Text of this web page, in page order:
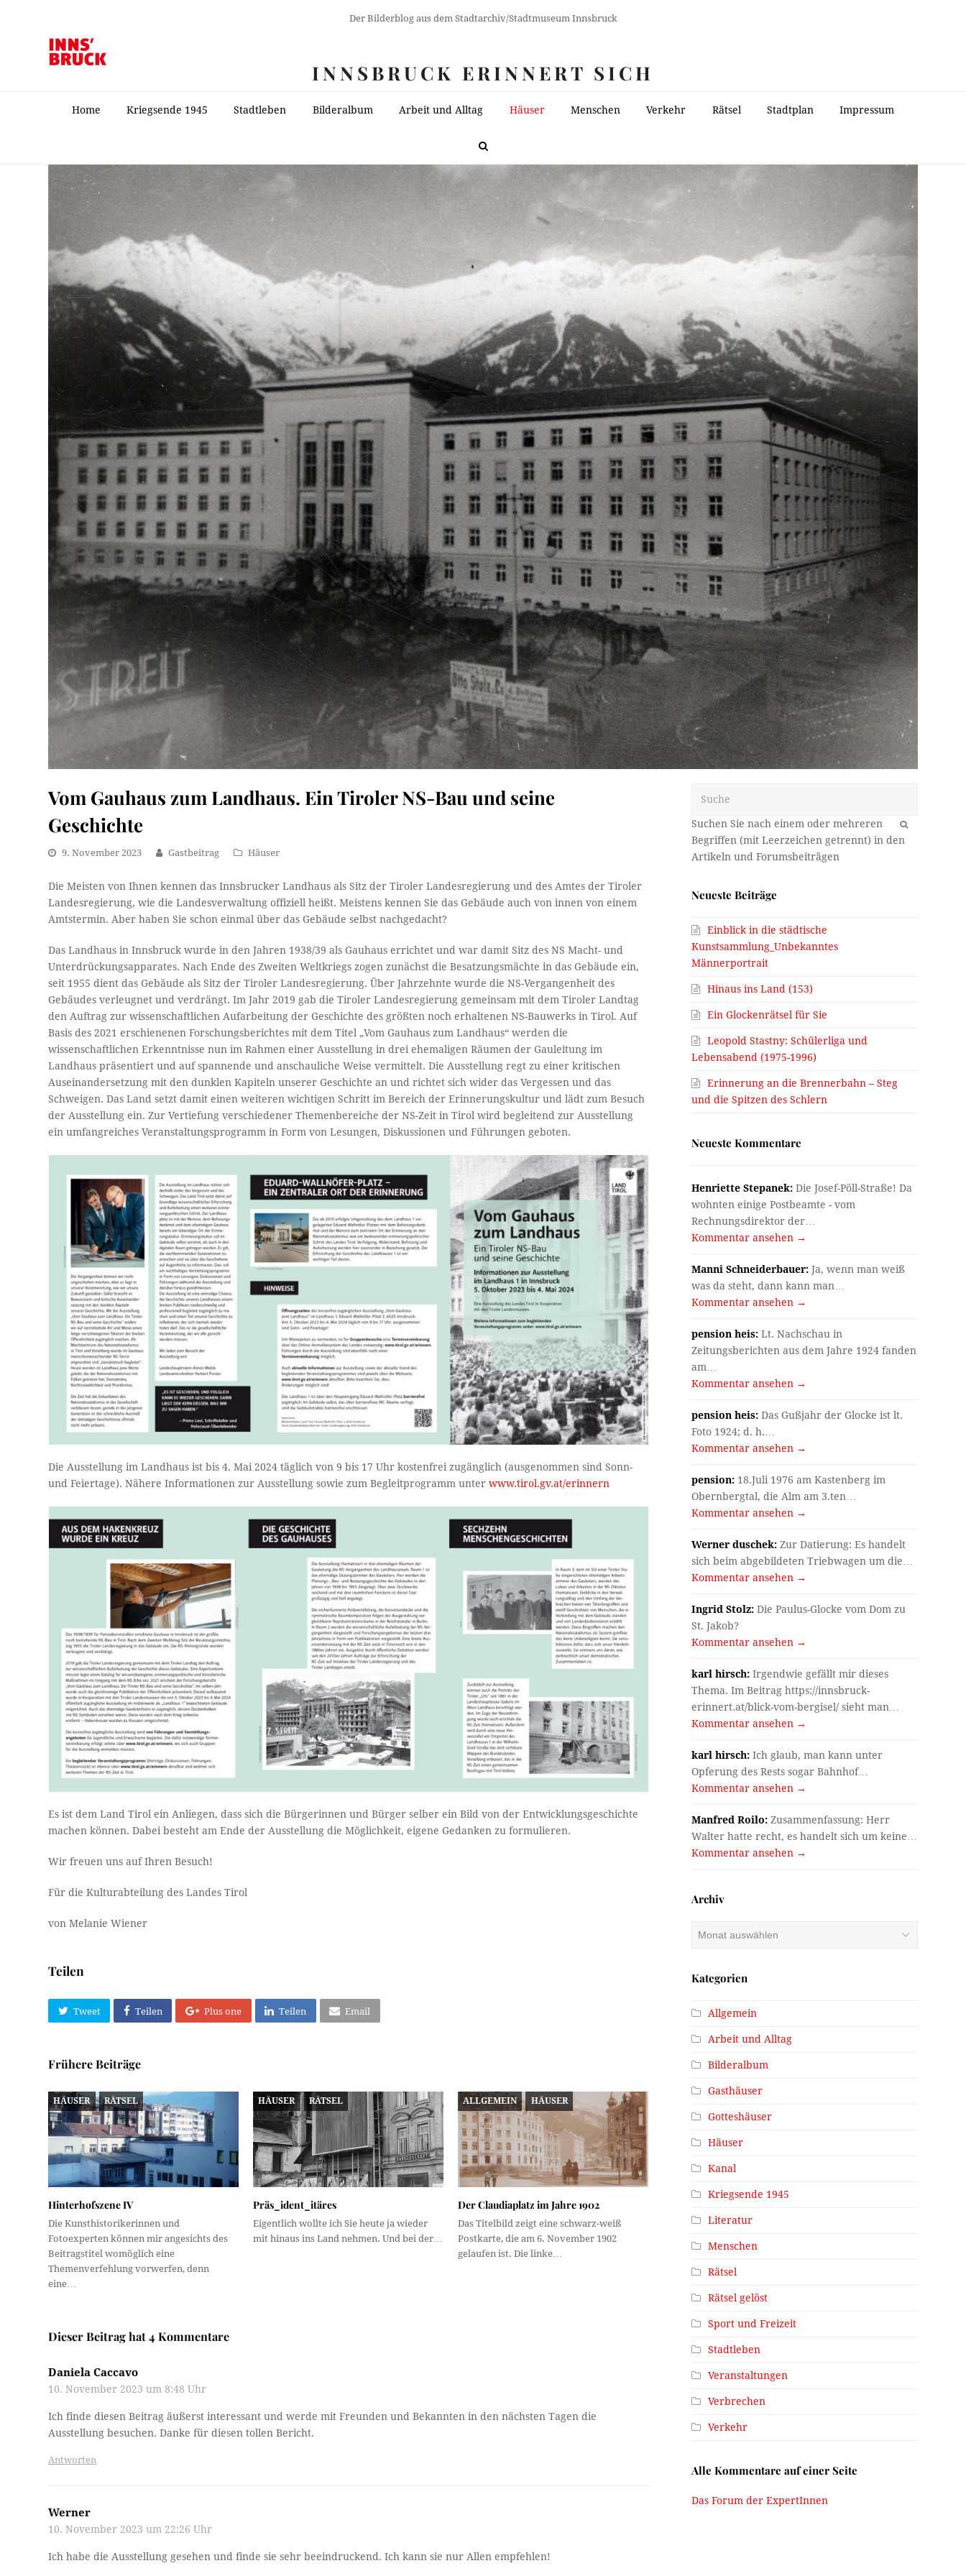
Der Bilderblog aus dem Stadtarchiv/Stadtmuseum Innsbruck
INNSBRUCK ERINNERT SICH
Home Kriegsende 1945 Stadtleben Bilderalbum Arbeit und Alltag Häuser Menschen Verkehr Rätsel Stadtplan Impressum
Vom Gauhaus zum Landhaus. Ein Tiroler NS-Bau und seine
Geschichte
9. November 2023 Gastbeitrag Häuser
Die Meisten von Ihnen kennen das Innsbrucker Landhaus als Sitz der Tiroler Landesregierung und des Amtes der Tiroler
Landesregierung, wie die Landesverwaltung offiziell heißt. Meistens kennen Sie das Gebäude auch von innen von einem
Amtstermin. Aber haben Sie schon einmal über das Gebäude selbst nachgedacht?
Das Landhaus in Innsbruck wurde in den Jahren 1938/39 als Gauhaus errichtet und war damit Sitz des NS Macht- und
Unterdrückungsapparates. Nach Ende des Zweiten Weltkriegs zogen zunächst die Besatzungsmächte in das Gebäude ein,
seit 1955 dient das Gebäude als Sitz der Tiroler Landesregierung. Über Jahrzehnte wurde die NS-Vergangenheit des
Gebäudes verleugnet und verdrängt. Im Jahr 2019 gab die Tiroler Landesregierung gemeinsam mit dem Tiroler Landtag
den Auftrag zur wissenschaftlichen Aufarbeitung der Geschichte des größten noch erhaltenen NS-Bauwerks in Tirol. Auf
Basis des 2021 erschienenen Forschungsberichtes mit dem Titel „Vom Gauhaus zum Landhaus“ werden die
wissenschaftlichen Erkenntnisse nun im Rahmen einer Ausstellung in drei ehemaligen Räumen der Gauleitung im
Landhaus präsentiert und auf spannende und anschauliche Weise vermittelt. Die Ausstellung regt zu einer kritischen
Auseinandersetzung mit den dunklen Kapiteln unserer Geschichte an und richtet sich wider das Vergessen und das
Schweigen. Das Land setzt damit einen weiteren wichtigen Schritt im Bereich der Erinnerungskultur und lädt zum Besuch
der Ausstellung ein. Zur Vertiefung verschiedener Themenbereiche der NS-Zeit in Tirol wird begleitend zur Ausstellung
ein umfangreiches Veranstaltungsprogramm in Form von Lesungen, Diskussionen und Führungen geboten.
Die Ausstellung im Landhaus ist bis 4. Mai 2024 täglich von 9 bis 17 Uhr kostenfrei zugänglich (ausgenommen sind Sonn-
und Feiertage). Nähere Informationen zur Ausstellung sowie zum Begleitprogramm unterwww.tirol.gv.at/erinnern
Es ist dem Land Tirol ein Anliegen, dass sich die Bürgerinnen und Bürger selber ein Bild von der Entwicklungsgeschichte
machen können. Dabei besteht am Ende der Ausstellung die Möglichkeit, eigene Gedanken zu formulieren.
Wir freuen uns auf Ihren Besuch!
Für die Kulturabteilung des Landes Tirol
von Melanie Wiener
Teilen
Tweet Teilen Plus one Teilen Email
Frühere Beiträge
HÄUSER RÄTSEL
Hinterhofszene IV
Die Kunsthistorikerinnen und
Fotoexperten können mir angesichts des
Beitragstitel womöglich eine
Themenverfehlung vorwerfen, denn
eine…
HÄUSER RÄTSEL
Präs_ident_itäres
Eigentlich wollte ich Sie heute ja wieder
mit hinaus ins Land nehmen. Und bei der…
ALLGEMEIN HÄUSER
Der Claudiaplatz im Jahre 1902
Das Titelbild zeigt eine schwarz-weiß
Postkarte, die am 6. November 1902
gelaufen ist. Die linke…
Dieser Beitrag hat 4 Kommentare
Daniela Caccavo
10. November 2023 um 8:48 Uhr
Ich finde diesen Beitrag äußerst interessant und werde mit Freunden und Bekannten in den nächsten Tagen die
Ausstellung besuchen. Danke für diesen tollen Bericht.
Antworten
Werner
10. November 2023 um 22:26 Uhr
Ich habe die Ausstellung gesehen und finde sie sehr beeindruckend. Ich kann sie nur Allen empfehlen!
OK
Neueste Beiträge
Einblick in die städtische
Kunstsammlung_Unbekanntes
Männerportrait
Hinaus ins Land (153)
Ein Glockenrätsel für Sie
Leopold Stastny: Schülerliga und
Lebensabend (1975-1996)
Erinnerung an die Brennerbahn – Steg
und die Spitzen des Schlern
Neueste Kommentare
Henriette Stepanek: Die Josef-Pöll-Straße! Da
wohnten einige Postbeamte - vom
Rechnungsdirektor der…
Kommentar ansehen →
Manni Schneiderbauer: Ja, wenn man weiß
was da steht, dann kann man…
Kommentar ansehen →
pension heis: Lt. Nachschau in
Zeitungsberichten aus dem Jahre 1924 fanden
am…
Kommentar ansehen →
pension heis: Das Gußjahr der Glocke ist lt.
Foto 1924; d. h.…
Kommentar ansehen →
pension: 18.Juli 1976 am Kastenberg im
Obernbergtal, die Alm am 3.ten…
Kommentar ansehen →
Werner duschek: Zur Datierung: Es handelt
sich beim abgebildeten Triebwagen um die…
Kommentar ansehen →
Ingrid Stolz: Die Paulus-Glocke vom Dom zu
St. Jakob?
Kommentar ansehen →
karl hirsch: Irgendwie gefällt mir dieses
Thema. Im Beitrag https://innsbruck-
erinnert.at/blick-vom-bergisel/ sieht man…
Kommentar ansehen →
karl hirsch: Ich glaub, man kann unter
Opferung des Rests sogar Bahnhof…
Kommentar ansehen →
Manfred Roilo: Zusammenfassung: Herr
Walter hatte recht, es handelt sich um keine…
Kommentar ansehen →
Archiv
Kategorien
Allgemein
Arbeit und Alltag
Bilderalbum
Gasthäuser
Gotteshäuser
Häuser
Kanal
Kriegsende 1945
Literatur
Menschen
Rätsel
Rätsel gelöst
Sport und Freizeit
Stadtleben
Veranstaltungen
Verbrechen
Verkehr
Alle Kommentare auf einer Seite
Das Forum der ExpertInnen